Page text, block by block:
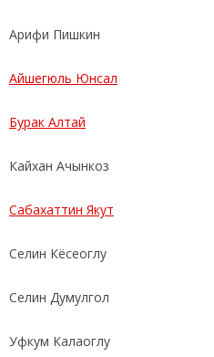
Арифи Пишкин
Айшегюль Юнсал
Бурак Алтай
Кайхан Ачынкоз
Сабахаттин Якут
Селин Кёсеоглу
Селин Думулгол
Уфкум Калаоглу